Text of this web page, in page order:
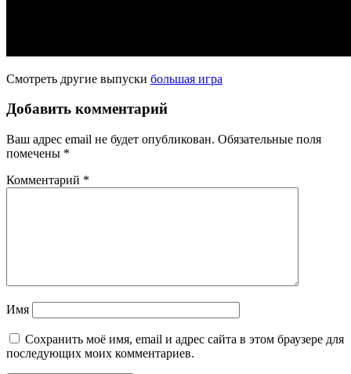
Смотреть другие выпуски большая игра
Добавить комментарий
Ваш адрес email не будет опубликован. Обязательные поля
помечены *
Комментарий *
Имя
Сохранить моё имя, email и адрес сайта в этом браузере для
последующих моих комментариев.